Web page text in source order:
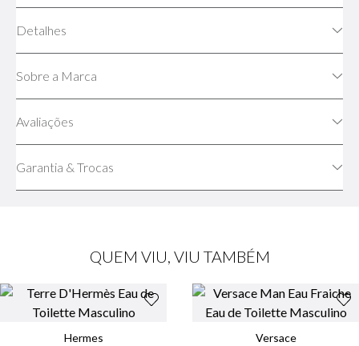
Detalhes
Sobre a Marca
Avaliações
Garantia & Trocas
QUEM VIU, VIU TAMBÉM
Hermes Versace